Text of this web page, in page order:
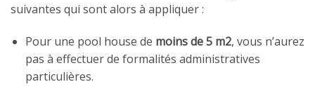
suivantes qui sont alors à appliquer :
Pour une pool house de moins de 5 m2, vous n’aurez
pas à effectuer de formalités administratives
particulières.